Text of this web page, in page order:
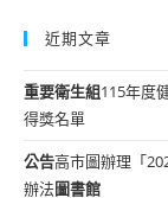
近期文章
重要衛生組115年度
得獎名單
公告高市圖辦理「
辦法圖書館